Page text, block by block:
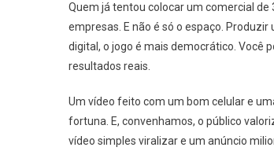
Quem já tentou colocar um comercial de
empresas. E não é só o espaço.
digital, o jogo é mais democrático. Você
resultados reais.
Um vídeo feito com um bom celular e
fortuna. E, convenhamos, o público
vídeo simples viralizar e um anúncio